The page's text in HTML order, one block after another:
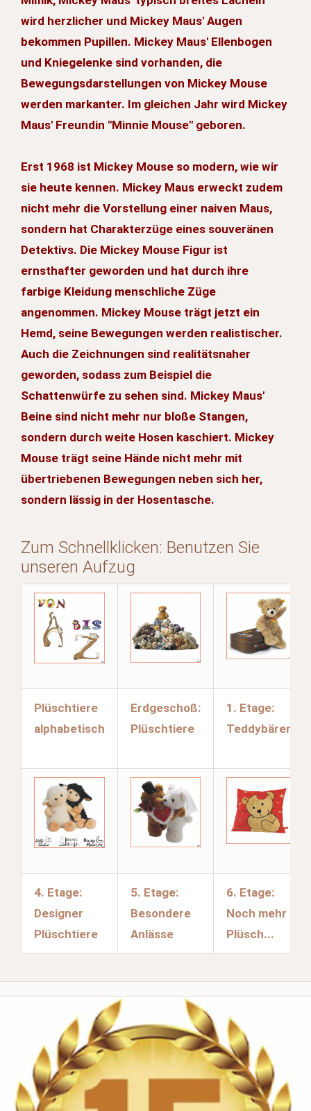
wird herzlicher und Mickey Maus' Augen
bekommen Pupillen. Mickey Maus' Ellenbogen
und Kniegelenke sind vorhanden, die
Bewegungsdarstellungen von Mickey Mouse
werden markanter. Im gleichen Jahr wird Mickey
Maus' Freundin "Minnie Mouse" geboren.
Erst 1968 ist Mickey Mouse so modern, wie wir
sie heute kennen. Mickey Maus erweckt zudem
nicht mehr die Vorstellung einer naiven Maus,
sondern hat Charakterzüge eines souveränen
Detektivs. Die Mickey Mouse Figur ist
ernsthafter geworden und hat durch ihre
farbige Kleidung menschliche Züge
angenommen. Mickey Mouse trägt jetzt ein
Hemd, seine Bewegungen werden realistischer.
Auch die Zeichnungen sind realitätsnaher
geworden, sodass zum Beispiel die
Schattenwürfe zu sehen sind. Mickey Maus'
Beine sind nicht mehr nur bloße Stangen,
sondern durch weite Hosen kaschiert. Mickey
Mouse trägt seine Hände nicht mehr mit
übertriebenen Bewegungen neben sich her,
sondern lässig in der Hosentasche.
Zum Schnellklicken: Benutzen Sie
unseren Aufzug
Plüschtiere
alphabetisch
Erdgeschoß:
Plüschtiere
1. Etage:
Teddybären
4. Etage:
Designer
Plüschtiere
5. Etage:
Besondere
Anlässe
6. Etage:
Noch mehr
Plüsch...